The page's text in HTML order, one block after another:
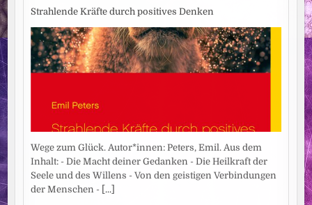
Strahlende Kräfte durch positives Denken
Wege zum Glück. Autor*innen: Peters, Emil. Aus dem
Inhalt: - Die Macht deiner Gedanken - Die Heilkraft der
Seele und des Willens - Von den geistigen Verbindungen
der Menschen - [...]